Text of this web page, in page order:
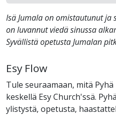
Isä Jumala on omistautunut
on luvannut viedä sinussa
Syvällistä opetusta Jumalan
Esy Flow
Tule seuraamaan, mitä
keskellä Esy Church'ssä.
ylistystä, opetusta,